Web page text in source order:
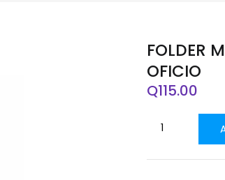
FOLDER
OFICIO
Q115.00